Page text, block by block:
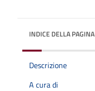
INDICE DELLA PAGINA
Descrizione
A cura di